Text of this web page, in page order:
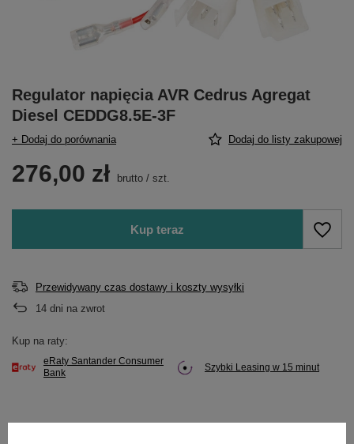
Regulator napięcia AVR Cedrus Agregat
Diesel CEDDG8.5E-3F
+ Dodaj do porównania Dodaj do listy zakupowej
276,00 zł brutto / szt.
Kup teraz
Przewidywany czas dostawy i koszty wysyłki
14 dni na zwrot
Kup na raty:
eRaty Santander Consumer
Bank
Szybki Leasing w 15 minut